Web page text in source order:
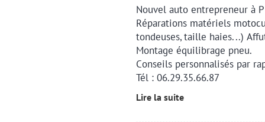
Nouvel auto entrepreneur à
Réparations matériels
tondeuses, taille haies...)
Montage équilibrage pneu.
Conseils personnalisés par
Tél : 06.29.35.66.87
Lire la suite